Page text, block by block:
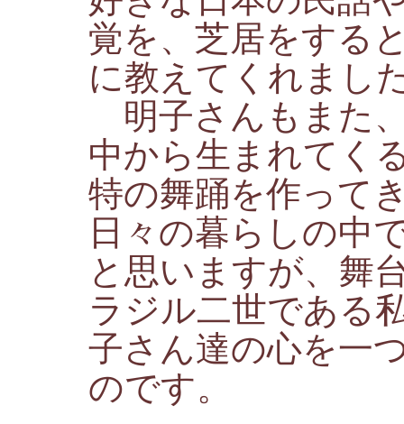
覚を、芝居をする
に教えてくれまし
明子さんもまた
中から生まれてく
特の舞踊を作って
日々の暮らしの中
と思いますが、舞
ラジル二世である
子さん達の心を一
のです。